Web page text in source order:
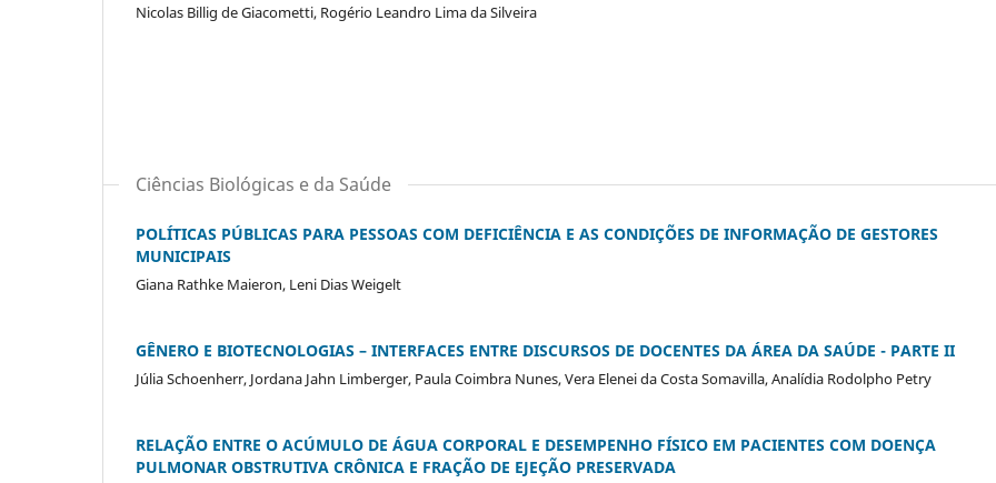
Nicolas Billig de Giacometti, Rogério Leandro Lima da Silveira
Ciências Biológicas e da Saúde
POLÍTICAS PÚBLICAS PARA PESSOAS COM DEFICIÊNCIA E AS CONDIÇÕES DE INFORMAÇÃO DE GESTORES
MUNICIPAIS
Giana Rathke Maieron, Leni Dias Weigelt
GÊNERO E BIOTECNOLOGIAS – INTERFACES ENTRE DISCURSOS DE DOCENTES DA ÁREA DA SAÚDE - PARTE II
Júlia Schoenherr, Jordana Jahn Limberger, Paula Coimbra Nunes, Vera Elenei da Costa Somavilla, Analídia Rodolpho Petry
RELAÇÃO ENTRE O ACÚMULO DE ÁGUA CORPORAL E DESEMPENHO FÍSICO EM PACIENTES COM DOENÇA
PULMONAR OBSTRUTIVA CRÔNICA E FRAÇÃO DE EJEÇÃO PRESERVADA